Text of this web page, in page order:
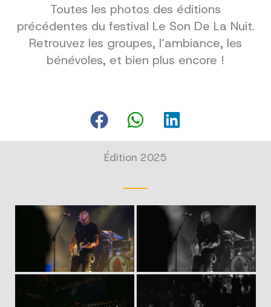
Toutes les photos des éditions
précédentes du festival Le Son De La Nuit.
Retrouvez les groupes, l’ambiance, les
bénévoles, et bien plus encore !
Édition 2025